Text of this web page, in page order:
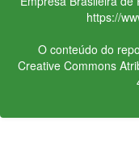
https://
O conteúdo do
Creative Commons